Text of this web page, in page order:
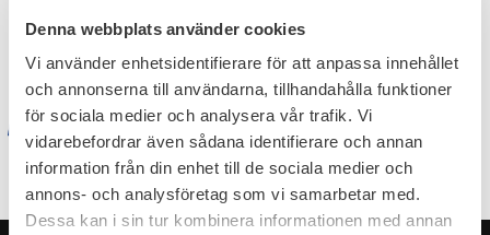
Denna webbplats använder cookies
Vi använder enhetsidentifierare för att anpassa innehållet
och annonserna till användarna, tillhandahålla funktioner
för sociala medier och analysera vår trafik. Vi
vidarebefordrar även sådana identifierare och annan
information från din enhet till de sociala medier och
annons- och analysföretag som vi samarbetar med.
Dessa kan i sin tur kombinera informationen med annan
integritetspolicy